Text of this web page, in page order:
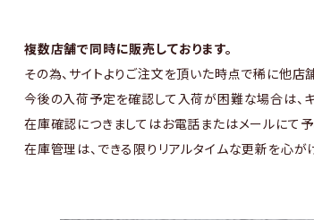
複数店舗で同時に販売しております。
その為、サイトよりご注文を頂いた時点で稀に他店
今後の入荷予定を確認して入荷が困難な場合は、キ
在庫確認につきましてはお電話またはメールにて
在庫管理は、できる限りリアルタイムな更新を心